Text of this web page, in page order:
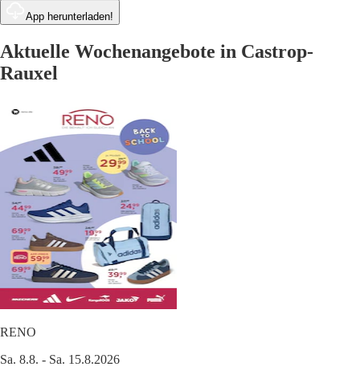
App herunterladen!
Aktuelle Wochenangebote in Castrop-
Rauxel
RENO
Sa. 8.8. - Sa. 15.8.2026